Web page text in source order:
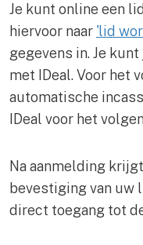
Je kunt online een
hiervoor naar 'lid
gegevens in. Je
met IDeal. Voor het
automatische
IDeal voor het
Na aanmelding
bevestiging van uw
direct toegang tot